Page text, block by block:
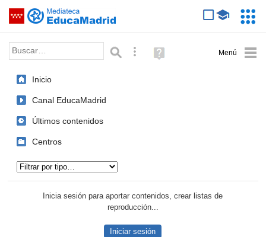
Saltar navegación
Palabra o frase: Búsqueda avanzada
Ayuda
(en
Inicio
Canal EducaMadrid
Últimos contenidos
Centros
Inicia sesión para aportar contenidos, crear listas de
reproducción...
Iniciar sesión